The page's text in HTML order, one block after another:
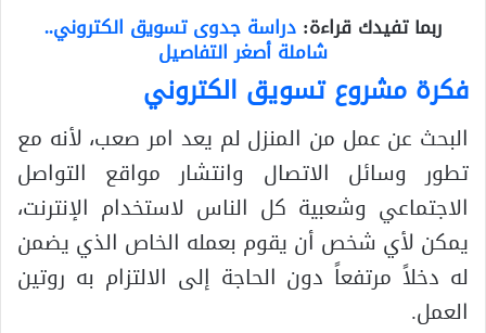
ربما تفيدك قراءة:دراسة جدوى تسويق الكتروني..
شاملة أصغر التفاصيل
فكرة مشروع تسويق الكتروني
البحث عن عمل من المنزل لم يعد امر صعب، لأنه مع
تطور وسائل الاتصال وانتشار مواقع التواصل
الاجتماعي وشعبية كل الناس لاستخدام الإنترنت،
يمكن لأي شخص أن يقوم بعمله الخاص الذي يضمن
له دخلاً مرتفعاً دون الحاجة إلى الالتزام به روتين
العمل.